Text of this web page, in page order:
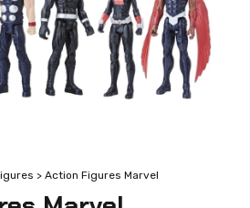
> Action Figures Marvel